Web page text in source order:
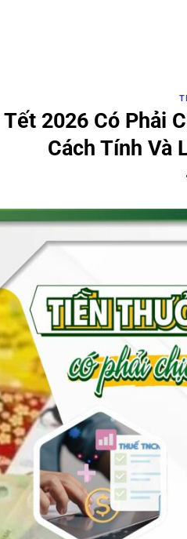
2026 Có Phải
Cách Tính Và